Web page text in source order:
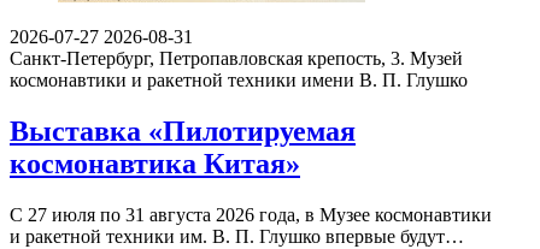
2026-07-27 2026-08-31
Санкт-Петербург, Петропавловская крепость, 3. Музей
космонавтики и ракетной техники имени В. П. Глушко
Выставка «Пилотируемая
космонавтика Китая»
С 27 июля по 31 августа 2026 года, в Музее космонавтики
и ракетной техники им. В. П. Глушко впервые будут…